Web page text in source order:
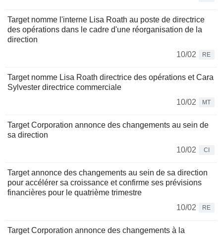
Target nomme l'interne Lisa Roath au poste de directrice
des opérations dans le cadre d'une réorganisation de la
direction
10/02
RE
Target nomme Lisa Roath directrice des opérations et Cara
Sylvester directrice commerciale
10/02
MT
Target Corporation annonce des changements au sein de
sa direction
10/02
CI
Target annonce des changements au sein de sa direction
pour accélérer sa croissance et confirme ses prévisions
financières pour le quatrième trimestre
10/02
RE
Target Corporation annonce des changements à la